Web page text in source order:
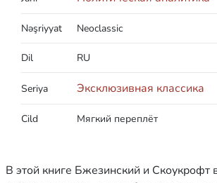
Nəşriyyat Neoclassic
Dil RU
Seriya Эксклюзивная классика
Cild Мягкий переплёт
В этой книге Бжезинский и Скоукрофт